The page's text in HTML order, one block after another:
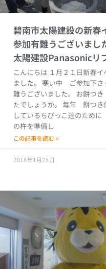
碧南市太陽建設の新春
参加有難うございまし
こんにちは １月２１日新春
ました。 寒い中 ご参加下
難うございました。 お餅つ
たでしょうか。 毎年 餅つき
しているちびっこ達のため
の杵を準備し
この記事を読む »
2018年1月25日